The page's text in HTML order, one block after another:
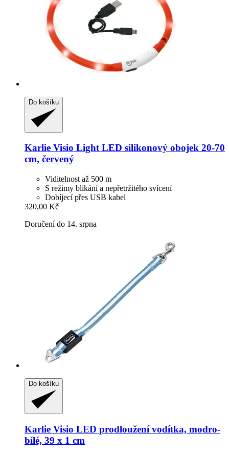
Do košíku
Karlie Visio Light LED silikonový obojek 20-​70
cm, červený
Viditelnost až 500 m
S režimy blikání a nepřetržitého svícení
Dobíjecí přes USB kabel
320,00 Kč
Doručení do 14. srpna
Do košíku
Karlie Visio LED prodloužení vodítka, modro-​
bílé, 39 x 1 cm